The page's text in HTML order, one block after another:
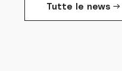
Tutte le news →